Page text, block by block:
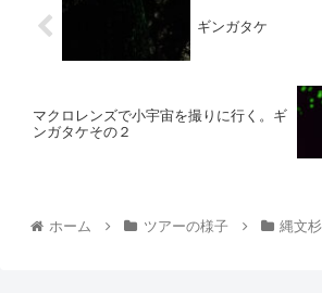
ギンガタケ
マクロレンズで小宇宙を撮りに行く。ギ
ンガタケその２
ホーム ツアーの様子 縄文杉